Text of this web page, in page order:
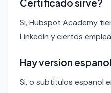
Certificado sirve?
Si, Hubspot Academy
LinkedIn y ciertos
Hay version
Si, o subtitulos espanol